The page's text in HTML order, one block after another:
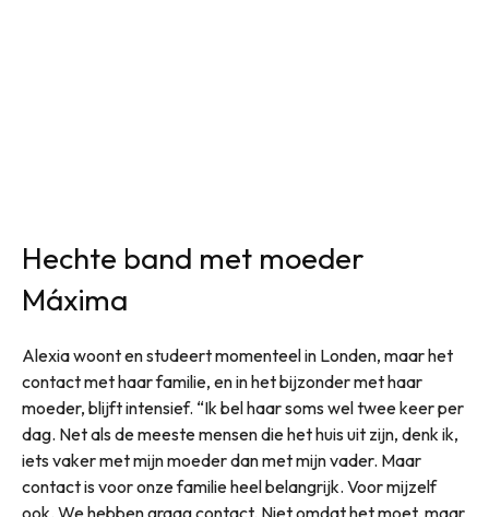
Hechte band met moeder
Máxima
Alexia woont en studeert momenteel in Londen, maar het
contact met haar familie, en in het bijzonder met haar
moeder, blijft intensief. “Ik bel haar soms wel twee keer per
dag. Net als de meeste mensen die het huis uit zijn, denk ik,
iets vaker met mijn moeder dan met mijn vader. Maar
contact is voor onze familie heel belangrijk. Voor mijzelf